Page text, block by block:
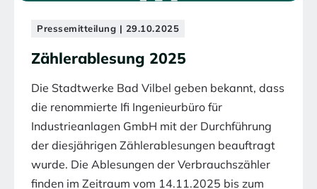
Pressemitteilung | 29.10.2025
Zählerablesung 2025
Die Stadtwerke Bad Vilbel geben bekannt, dass
die renommierte Ifi Ingenieurbüro für
Industrieanlagen GmbH mit der Durchführung
der diesjährigen Zählerablesungen beauftragt
wurde. Die Ablesungen der Verbrauchszähler
finden im Zeitraum vom 14.11.2025 bis zum